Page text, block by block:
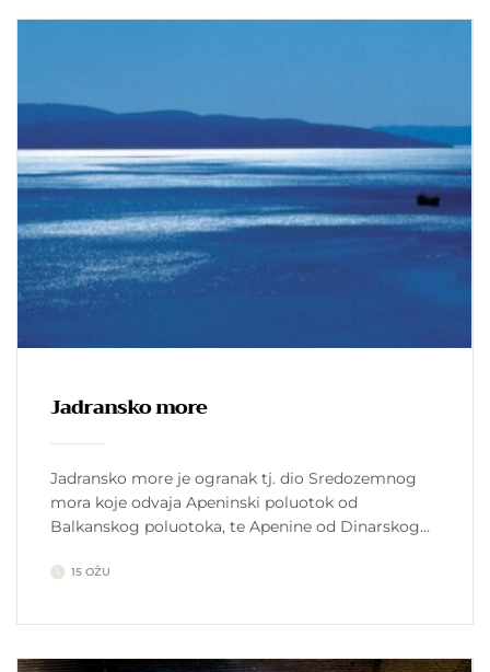
Jadransko more
Jadransko more je ogranak tj. dio Sredozemnog
mora koje odvaja Apeninski poluotok od
Balkanskog poluotoka, te Apenine od Dinarskog
Europa Granična mora – Jonsko more Površina –
kubnih Najveća dubina – 1233 m Prosječna dubina
15 OŽU